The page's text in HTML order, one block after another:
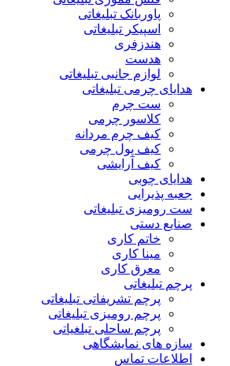
پاوربانک تبلیغاتی
اسپیکر تبلیغاتی
هندزفری
هدست
لوازم جانبی تبلیغاتی
هدایای چرمی تبلیغاتی
ست چرم
کلاسور چرمی
کیف چرم مردانه
کیف پول چرمی
کیف آرایشی
هدایای چوبی
جعبه پذیرایی
ست رومیزی تبلیغاتی
صنایع دستی
خاتم کاری
مینا کاری
معرق کاری
پرچم تبلیغاتی
پرچم تشریفاتی تبلیغاتی
پرچم رومیزی تبلیغاتی
پرچم ساحلی تبلغیاتی
سازه های نمایشگاهی
اطلاعات تماس